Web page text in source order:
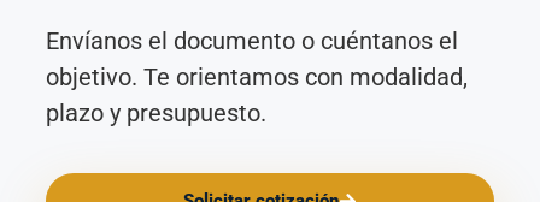
Envíanos el documento o cuéntanos el
objetivo. Te orientamos con modalidad,
plazo y presupuesto.